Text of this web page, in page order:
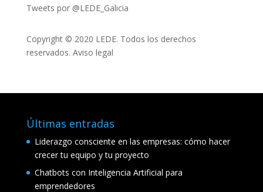
Tweets por @LEDE_Galicia
Copyright © 2020 LEDE. Todos los derechos
reservados. Aviso legal
Últimas entradas
Liderazgo consciente en las empresas: cómo hacer
crecer tu equipo y tu proyecto
Chatbots con Inteligencia Artificial para
emprendedores